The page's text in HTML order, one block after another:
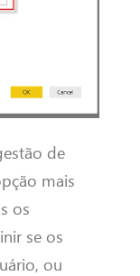
de
mais
os
se os
ou